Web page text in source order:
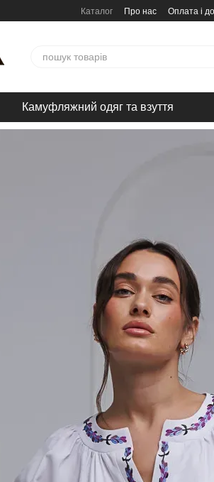
Каталог Про нас Оплата і
Камуфляжний одяг та взуття